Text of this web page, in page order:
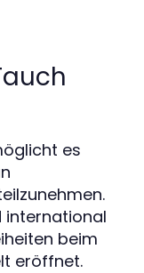
es
international
beim
eröffnet.